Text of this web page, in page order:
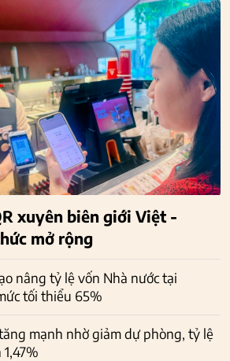
xuyên biên giới Việt -
mở rộng
nâng tỷ lệ vốn Nhà nước tại
tối thiểu 65%
mạnh nhờ giảm dự phòng, tỷ lệ